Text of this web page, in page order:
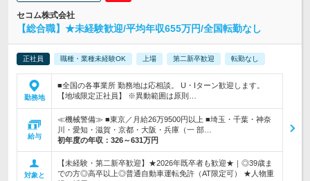
セコム株式会社
【総合職】★未経験歓迎/平均年収655万円/全国転勤なし
正社員 職種・業種未経験OK 上場 第二新卒歓迎 転勤なし
勤務地
■全国の各事業所 勤務地は応相談。 U・Iターン歓迎します。
【地域限定正社員】 ※異動範囲は原則…
給与
≪機械警備≫ ■東京／月給26万9500円以上 ■埼玉・千葉・神奈
川・愛知・滋賀・京都・大阪・兵庫（一 部…
初年度の年収： 326～631万円
対象と
【未経験・第二新卒歓迎】★2026年既卒者も歓迎★｜◎39歳ま
での方◎高卒以上◎普通自動車運転免許（AT限定可） ★人物重